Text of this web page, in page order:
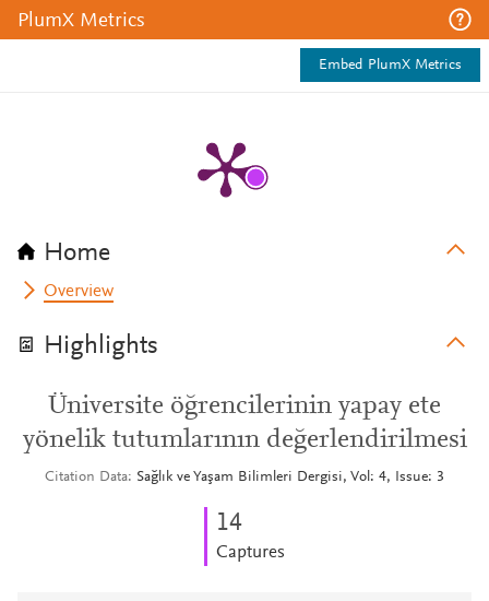
PlumX Metrics
Embed PlumX Metrics
Home
Overview
Highlights
Üniversite öğrencilerinin yapay ete
yönelik tutumlarının değerlendirilmesi
Citation Data Sağlık ve Yaşam Bilimleri Dergisi, Vol: 4, Issue: 3
14
Captures